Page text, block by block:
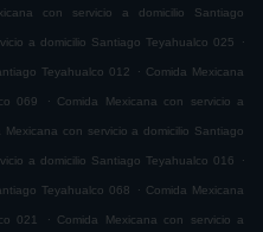
con servicio a domicilio Santiago
a domicilio Santiago Teyahualco 025 .
Teyahualco 012 . Comida Mexicana
069 . Comida Mexicana con servicio a
Mexicana con servicio a domicilio Santiago
a domicilio Santiago Teyahualco 016 .
Teyahualco 068 . Comida Mexicana
021 . Comida Mexicana con servicio a